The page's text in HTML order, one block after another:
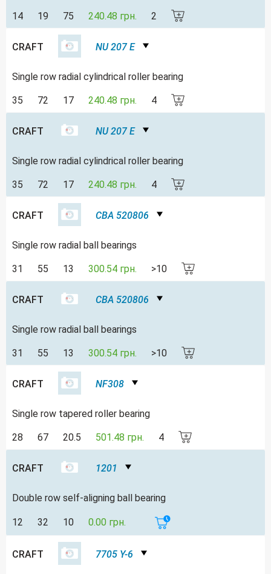
14 19 75 240.48 грн. 2
CRAFT NU 207 E
Single row radial cylindrical roller bearing
35 72 17 240.48 грн. 4
CRAFT NU 207 E
Single row radial cylindrical roller bearing
35 72 17 240.48 грн. 4
CRAFT CBA 520806
Single row radial ball bearings
31 55 13 300.54 грн. >10
CRAFT CBA 520806
Single row radial ball bearings
31 55 13 300.54 грн. >10
CRAFT NF308
Single row tapered roller bearing
28 67 20.5 501.48 грн. 4
CRAFT 1201
Double row self-aligning ball bearing
12 32 10 0.00 грн.
CRAFT 7705 Y-6